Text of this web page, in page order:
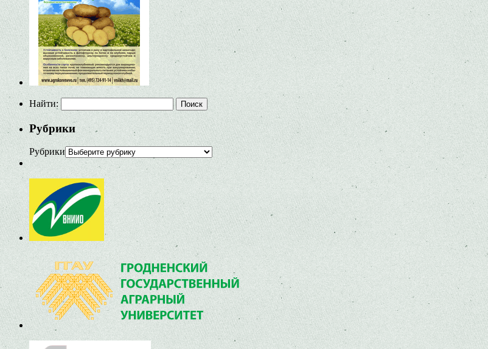
Найти:
Рубрики
Рубрики